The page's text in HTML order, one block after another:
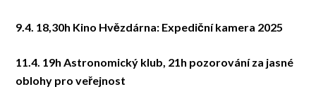
9.4. 18,30h Kino Hvězdárna: Expediční kamera 2025
11.4. 19h Astronomický klub, 21h pozorování za jasné
oblohy pro veřejnost